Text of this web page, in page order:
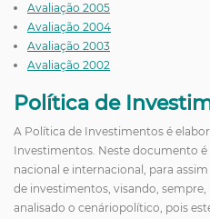
Avaliação 2005
Avaliação 2004
Avaliação 2003
Avaliação 2002
Política de
A Política de Investimentos é
Investimentos. Neste documento
nacional e internacional, para
de investimentos, visando,
analisado o cenáriopolítico, pois